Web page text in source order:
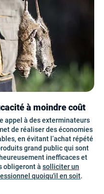
à moindre coût
appel à des exterminateurs
de réaliser des économies
en évitant l’achat répété
grand public qui sont
inefficaces et
obligeront à solliciter un
quoiqu'il en soit.